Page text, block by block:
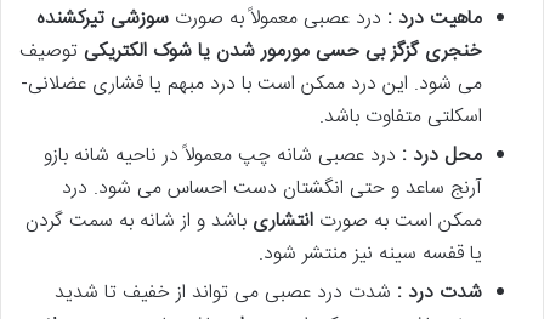
ماهیت درد : درد عصبی معمولاً به صورت سوزشی تیرکشنده
خنجری گزگز بی حسی مورمور شدن یا شوک الکتریکیتوصیف
می شود. این درد ممکن است با درد مبهم یا فشاری عضلانی-
اسکلتی متفاوت باشد.
محل درد : درد عصبی شانه چپ معمولاً در ناحیه شانه بازو
آرنج ساعد و حتی انگشتان دست احساس می شود. درد
ممکن است به صورت انتشاری باشد و از شانه به سمت گردن
یا قفسه سینه نیز منتشر شود.
شدت درد : شدت درد عصبی می تواند از خفیف تا شدید